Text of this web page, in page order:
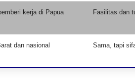
kerja di Papua
Fasilitas dan
dan nasional Sama, tapi